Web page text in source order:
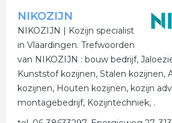
NIKOZIJN
NIKOZIJN | Kozijn specialist
in Vlaardingen. Trefwoorden
van NIKOZIJN : bouw bedrijf,
Kunststof kozijnen, Stalen kozijnen,
kozijnen, Houten kozijnen, kozijn
montagebedrijf, Kozijntechniek, .